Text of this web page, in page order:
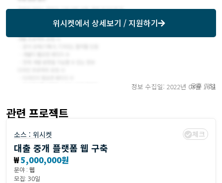
위시켓에서 상세보기 / 지원하기
정보 수집일: 2022년 03월 16일
오후 7:51
관련 프로젝트
소스 : 위시켓 체크
대출 중개 플랫폼 웹 구축
₩5,000,000원
분야 : 웹
모집: 30일